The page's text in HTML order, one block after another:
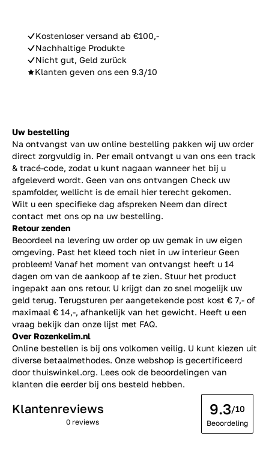
Kostenloser versand ab €100,-
Nachhaltige Produkte
Nicht gut, Geld zurück
Klanten geven ons een 9.3/10
Uw bestelling
Na ontvangst van uw online bestelling pakken wij uw order
direct zorgvuldig in. Per email ontvangt u van ons een track
& tracé-code, zodat u kunt nagaan wanneer het bij u
afgeleverd wordt. Geen van ons ontvangen Check uw
spamfolder, wellicht is de email hier terecht gekomen.
Wilt u een specifieke dag afspreken Neem dan direct
contact met ons op na uw bestelling.
Retour zenden
Beoordeel na levering uw order op uw gemak in uw eigen
omgeving. Past het kleed toch niet in uw interieur Geen
probleem! Vanaf het moment van ontvangst heeft u 14
dagen om van de aankoop af te zien. Stuur het product
ingepakt aan ons retour. U krijgt dan zo snel mogelijk uw
geld terug. Terugsturen per aangetekende post kost € 7,- of
maximaal € 14,-, afhankelijk van het gewicht. Heeft u een
vraag bekijk dan onze lijst met FAQ.
Over Rozenkelim.nl
Online bestellen is bij ons volkomen veilig. U kunt kiezen uit
diverse betaalmethodes. Onze webshop is gecertificeerd
door thuiswinkel.org. Lees ook de beoordelingen van
klanten die eerder bij ons besteld hebben.
Klantenreviews
0 reviews
9.3/10
Beoordeling